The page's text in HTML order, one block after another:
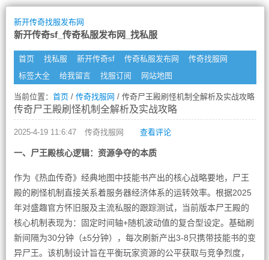
新开传奇找服发布网
新开传奇sf_传奇私服发布网_找私服
首页 找私服 新开传奇sf 传奇私服发布网
传奇找服网
标签大全
给我留言 找服订阅 网站地图
当前位置： 首页/ 传奇找服网 / 传奇尸王殿刷怪机制全解析及实战攻略
传奇尸王殿刷怪机制全解析及实战攻略
2025-4-19 11:6:47 传奇找服网 查看评论
一、尸王殿核心逻辑：资源争夺的本质
作为《热血传奇》经典地图中技能书产出的核心战略要地，尸王
殿的刷怪机制直接关系着服务器经济体系的运转效率。根据2025
年对盛趣官方怀旧服及主流私服的跟踪测试，当前版本尸王殿的
核心机制表现为：固定时间轴+随机波动值的复合型设定。基础刷
新间隔为30分钟（±5分钟），每次刷新产出3-8只携带技能书的变
异尸王。该机制设计旨在平衡玩家资源的公平获取与竞争烈度，